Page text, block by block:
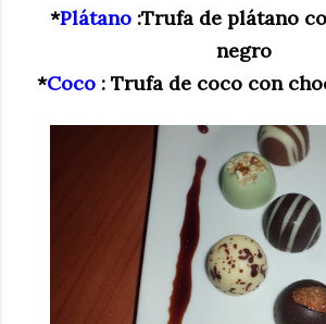
*Plátano:Trufa de plátano
negro
*Coco : Trufa de coco con